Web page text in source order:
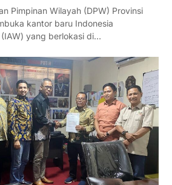
Pimpinan Wilayah (DPW) Provinsi
kantor baru Indonesia
yang berlokasi di…